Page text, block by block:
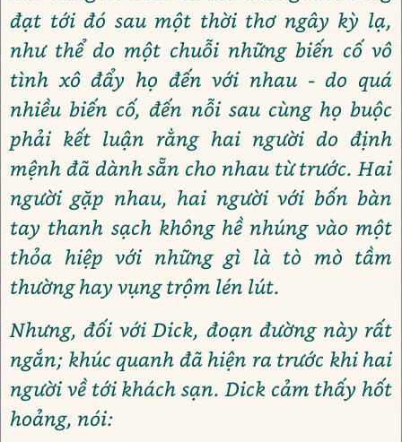
đạt tới đó sau một thời thơ ngây kỳ lạ,
như thể do một chuỗi những biến cố vô
tình xô đẩy họ đến với nhau - do quá
nhiều biến cố, đến nỗi sau cùng họ buộc
phải kết luận rằng hai người do định
mệnh đã dành sẵn cho nhau từ trước. Hai
người gặp nhau, hai người với bốn bàn
tay thanh sạch không hề nhúng vào một
thỏa hiệp với những gì là tò mò tầm
thường hay vụng trộm lén lút.
Nhưng, đối với Dick, đoạn đường này rất
ngắn; khúc quanh đã hiện ra trước khi hai
người về tới khách sạn. Dick cảm thấy hốt
hoảng, nói: